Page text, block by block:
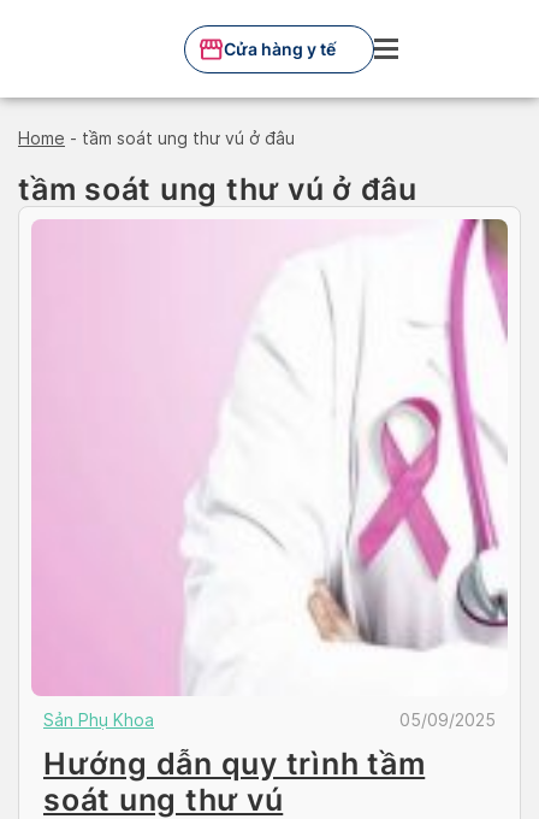
Cửa hàng y tế
Home - tầm soát ung thư vú ở đâu
tầm soát ung thư vú ở đâu
Sản Phụ Khoa 05/09/2025
Hướng dẫn quy trình tầm
soát ung thư vú